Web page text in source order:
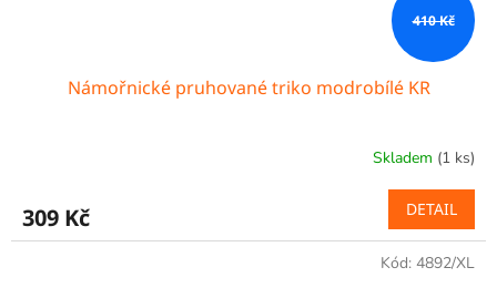
410 Kč
Námořnické pruhované triko modrobílé KR
Skladem (1 ks)
309 Kč DETAIL
Kód: 4892/XL